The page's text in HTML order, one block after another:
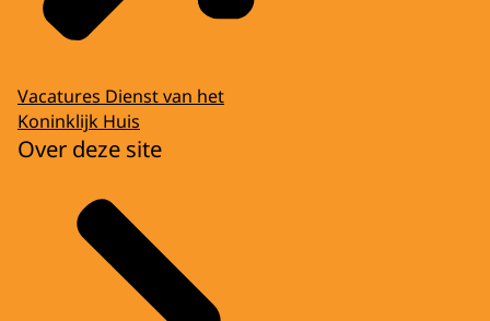
Vacatures Dienst van het
Koninklijk Huis
Over deze site